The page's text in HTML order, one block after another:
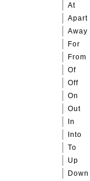
At
Apart
Away
For
From
Of
Off
On
Out
In
Into
To
Up
Down